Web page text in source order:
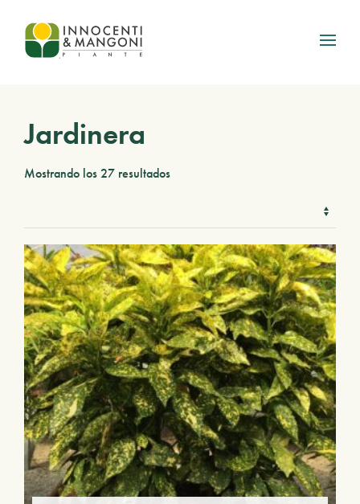
Skip to main content
Jardinera
Mostrando los 27 resultados